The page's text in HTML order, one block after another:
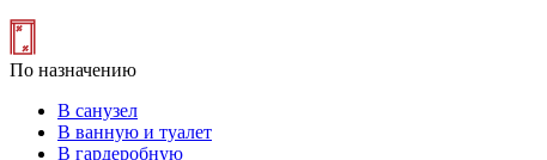
По назначению
В санузел
В ванную и туалет
В гардеробную